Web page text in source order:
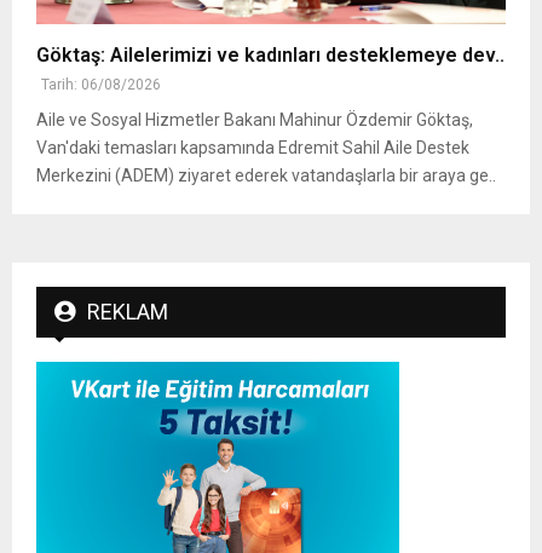
Göktaş: Ailelerimizi ve kadınları desteklemeye dev..
Tarih: 06/08/2026
Aile ve Sosyal Hizmetler Bakanı Mahinur Özdemir Göktaş,
Van'daki temasları kapsamında Edremit Sahil Aile Destek
Merkezini (ADEM) ziyaret ederek vatandaşlarla bir araya ge..
REKLAM